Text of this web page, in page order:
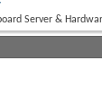
Server &